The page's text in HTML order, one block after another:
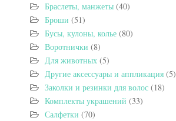
Браслеты, манжеты (40)
Броши (51)
Бусы, кулоны, колье (80)
Воротнички (8)
Для животных (5)
Другие аксессуары и аппликация (5)
Заколки и резинки для волос (18)
Комплекты украшений (33)
Салфетки (70)